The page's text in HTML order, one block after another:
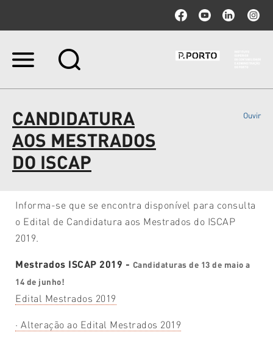
Ir
Ir
para
a
navegação
CANDIDATURA
AOS MESTRADOS
DO ISCAP
Ouvir
Informa-se que se encontra disponível para consulta
o Edital de Candidatura aos Mestrados do ISCAP
2019.
Mestrados ISCAP 2019 - Candidaturas de 13 de maio a
14 de junho!
Edital Mestrados 2019
· Alteração ao Edital Mestrados 2019